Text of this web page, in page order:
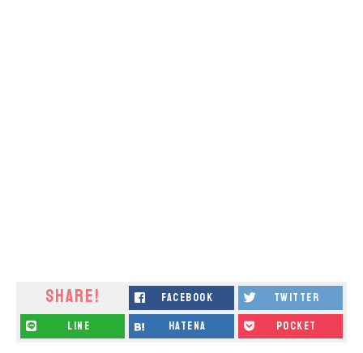
SHARE! facebook twitter
line hatena pocket